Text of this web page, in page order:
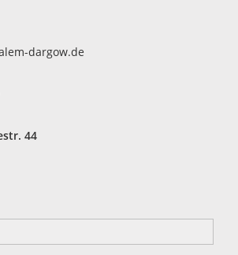
dargow.de
44